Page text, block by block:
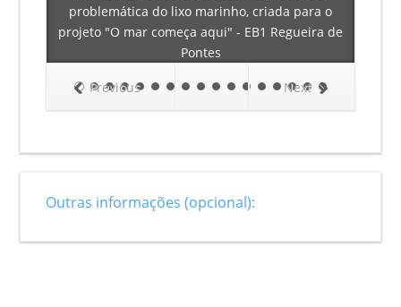
problemática do lixo marinho, criada para o
projeto "O mar começa aqui" - EB1 Regueira de
Pontes
Next
Previous
Outras informações (opcional):